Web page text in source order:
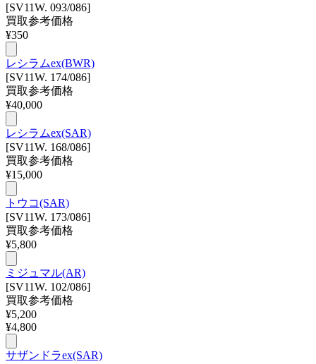
[SV11W. 093/086]
買取参考価格
¥350
レシラムex(BWR)
[SV11W. 174/086]
買取参考価格
¥40,000
レシラムex(SAR)
[SV11W. 168/086]
買取参考価格
¥15,000
トウコ(SAR)
[SV11W. 173/086]
買取参考価格
¥5,800
ミジュマル(AR)
[SV11W. 102/086]
買取参考価格
¥5,200
¥4,800
サザンドラex(SAR)